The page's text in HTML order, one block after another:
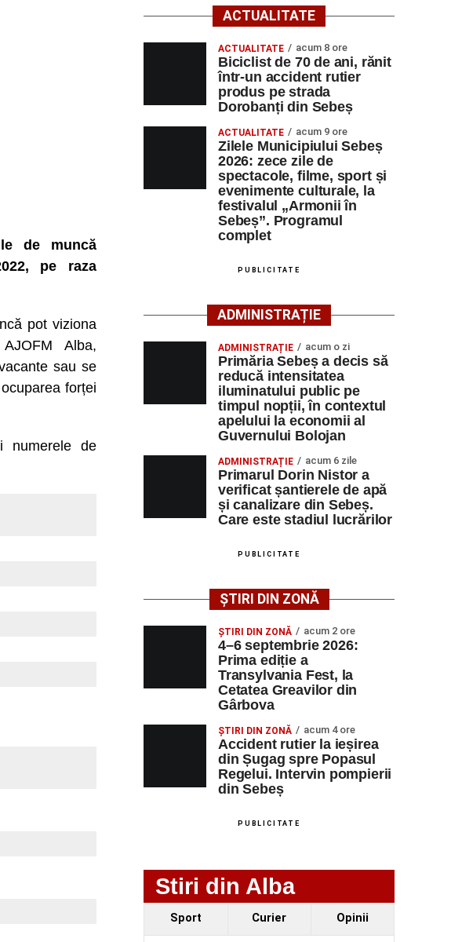
de muncă
pe raza
pot viziona
Alba,
sau se
forței
numerele de
ACTUALITATE
ACTUALITATE acum 8 ore
Biciclist de 70 de ani, rănit
într-un accident rutier
produs pe strada
Dorobanți din Sebeș
ACTUALITATE acum 9 ore
Zilele Municipiului Sebeș
2026: zece zile de
spectacole, filme, sport și
evenimente culturale, la
festivalul „Armonii în
Sebeș”. Programul
complet
PUBLICITATE
ADMINISTRAȚIE
ADMINISTRAȚIE acum o zi
Primăria Sebeș a decis să
reducă intensitatea
iluminatului public pe
timpul nopții, în contextul
apelului la economii al
Guvernului Bolojan
ADMINISTRAȚIE acum 6 zile
Primarul Dorin Nistor a
verificat șantierele de apă
și canalizare din Sebeș.
Care este stadiul lucrărilor
PUBLICITATE
ȘTIRI DIN ZONĂ
ȘTIRI DIN ZONĂ acum 2 ore
4–6 septembrie 2026:
Prima ediție a
Transylvania Fest, la
Cetatea Greavilor din
Gârbova
ȘTIRI DIN ZONĂ acum 4 ore
Accident rutier la ieșirea
din Șugag spre Popasul
Regelui. Intervin pompierii
din Sebeș
PUBLICITATE
Stiri din Alba
Sport Curier Opinii